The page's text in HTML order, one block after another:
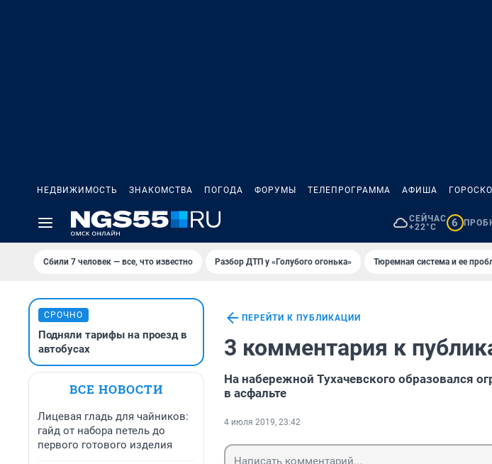
НЕДВИЖИМОСТЬ ЗНАКОМСТВА ПОГОДА ФОРУМЫ ТЕЛЕПРОГРАММА АФИША
СЕЙЧАС
+22°C
6
Сбили 7 человек — все, что известно Разбор ДТП у «Голубого огонька» Тюремная система и ее
СРОЧНО
Подняли тарифы на проезд в
автобусах
ВСЕ НОВОСТИ
Лицевая гладь для чайников:
гайд от набора петель до
первого готового изделия
ПЕРЕЙТИ К ПУБЛИКАЦИИ
3 комментария к
На набережной Тухачевского образовался
в асфальте
4 июля 2019, 23:42